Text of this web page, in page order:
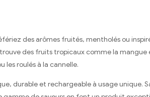
des arômes fruités, mentholés ou
trouve des fruits tropicaux comme la mangue
les roulés à la cannelle.
durable et rechargeable à usage unique.